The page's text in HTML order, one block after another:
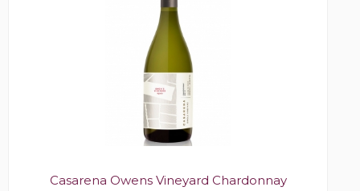
Casarena Owens Vineyard Chardonnay